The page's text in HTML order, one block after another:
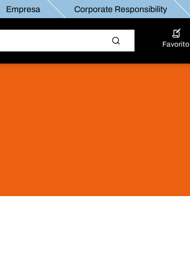
Empresa Corporate Responsibility
Favorito